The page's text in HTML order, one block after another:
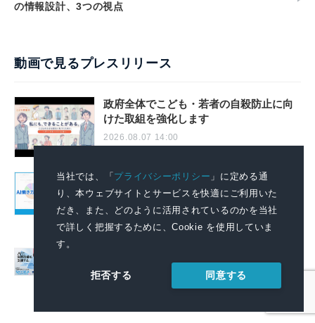
当社では、「プライバシーポリシー 」に定める通
り、本ウェブサイトとサービスを快適にご利用いた
だき、また、どのように活用されているのかを当社
で詳しく把握するために、Cookie を使用していま
す。
拒否する 同意する
の情報設計、3つの視点
動画で見るプレスリリース
政府全体でこども・若者の自殺防止に向
けた取組を強化します
2026.08.07 14:00
AIで組織の業務改善を支援する！ 「SKYSEA
Client View」の新CM「AI働き方分析レポー
トサービス」篇を公開
2026.08.06 11:04
Client View」の新テレビCM「チームの変
革」篇の放映を開始